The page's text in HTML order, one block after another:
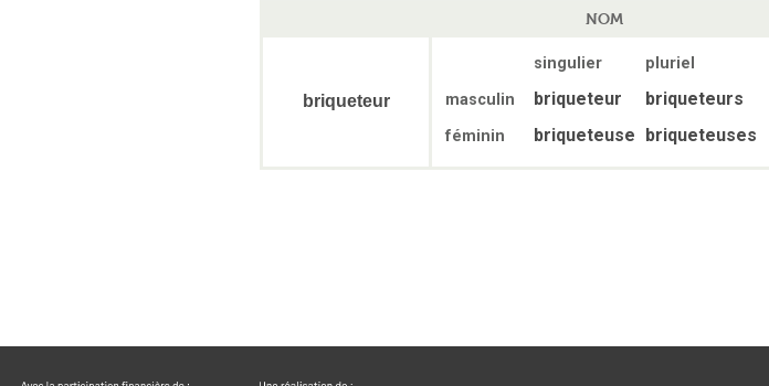
NOM
briqueteur
singulier
pluriel
masculin
briqueteur briqueteurs
féminin briqueteuse briqueteuses